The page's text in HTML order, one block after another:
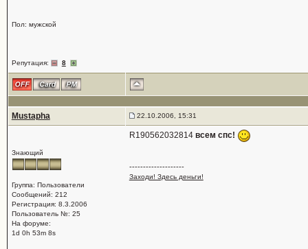
Пол: мужской
Репутация: 8
Mustapha 22.10.2006, 15:31
Знающий
Группа: Пользователи
Сообщений: 212
Регистрация: 8.3.2006
Пользователь №: 25
На форуме:
1d 0h 53m 8s
R190562032814 всем спс!
--------------------
Заходи! Здесь деньги!